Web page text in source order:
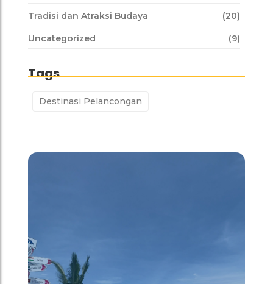
Tradisi dan Atraksi Budaya (20)
Uncategorized (9)
Tags
Destinasi Pelancongan